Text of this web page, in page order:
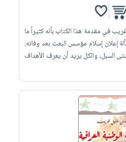
في مقدمة هذا الكتاب بأنه كثيراً ما
إعلان إسلام مؤسس البعث بعد وفاته.
السبل، والكل يريد أن يعرف الأهداف